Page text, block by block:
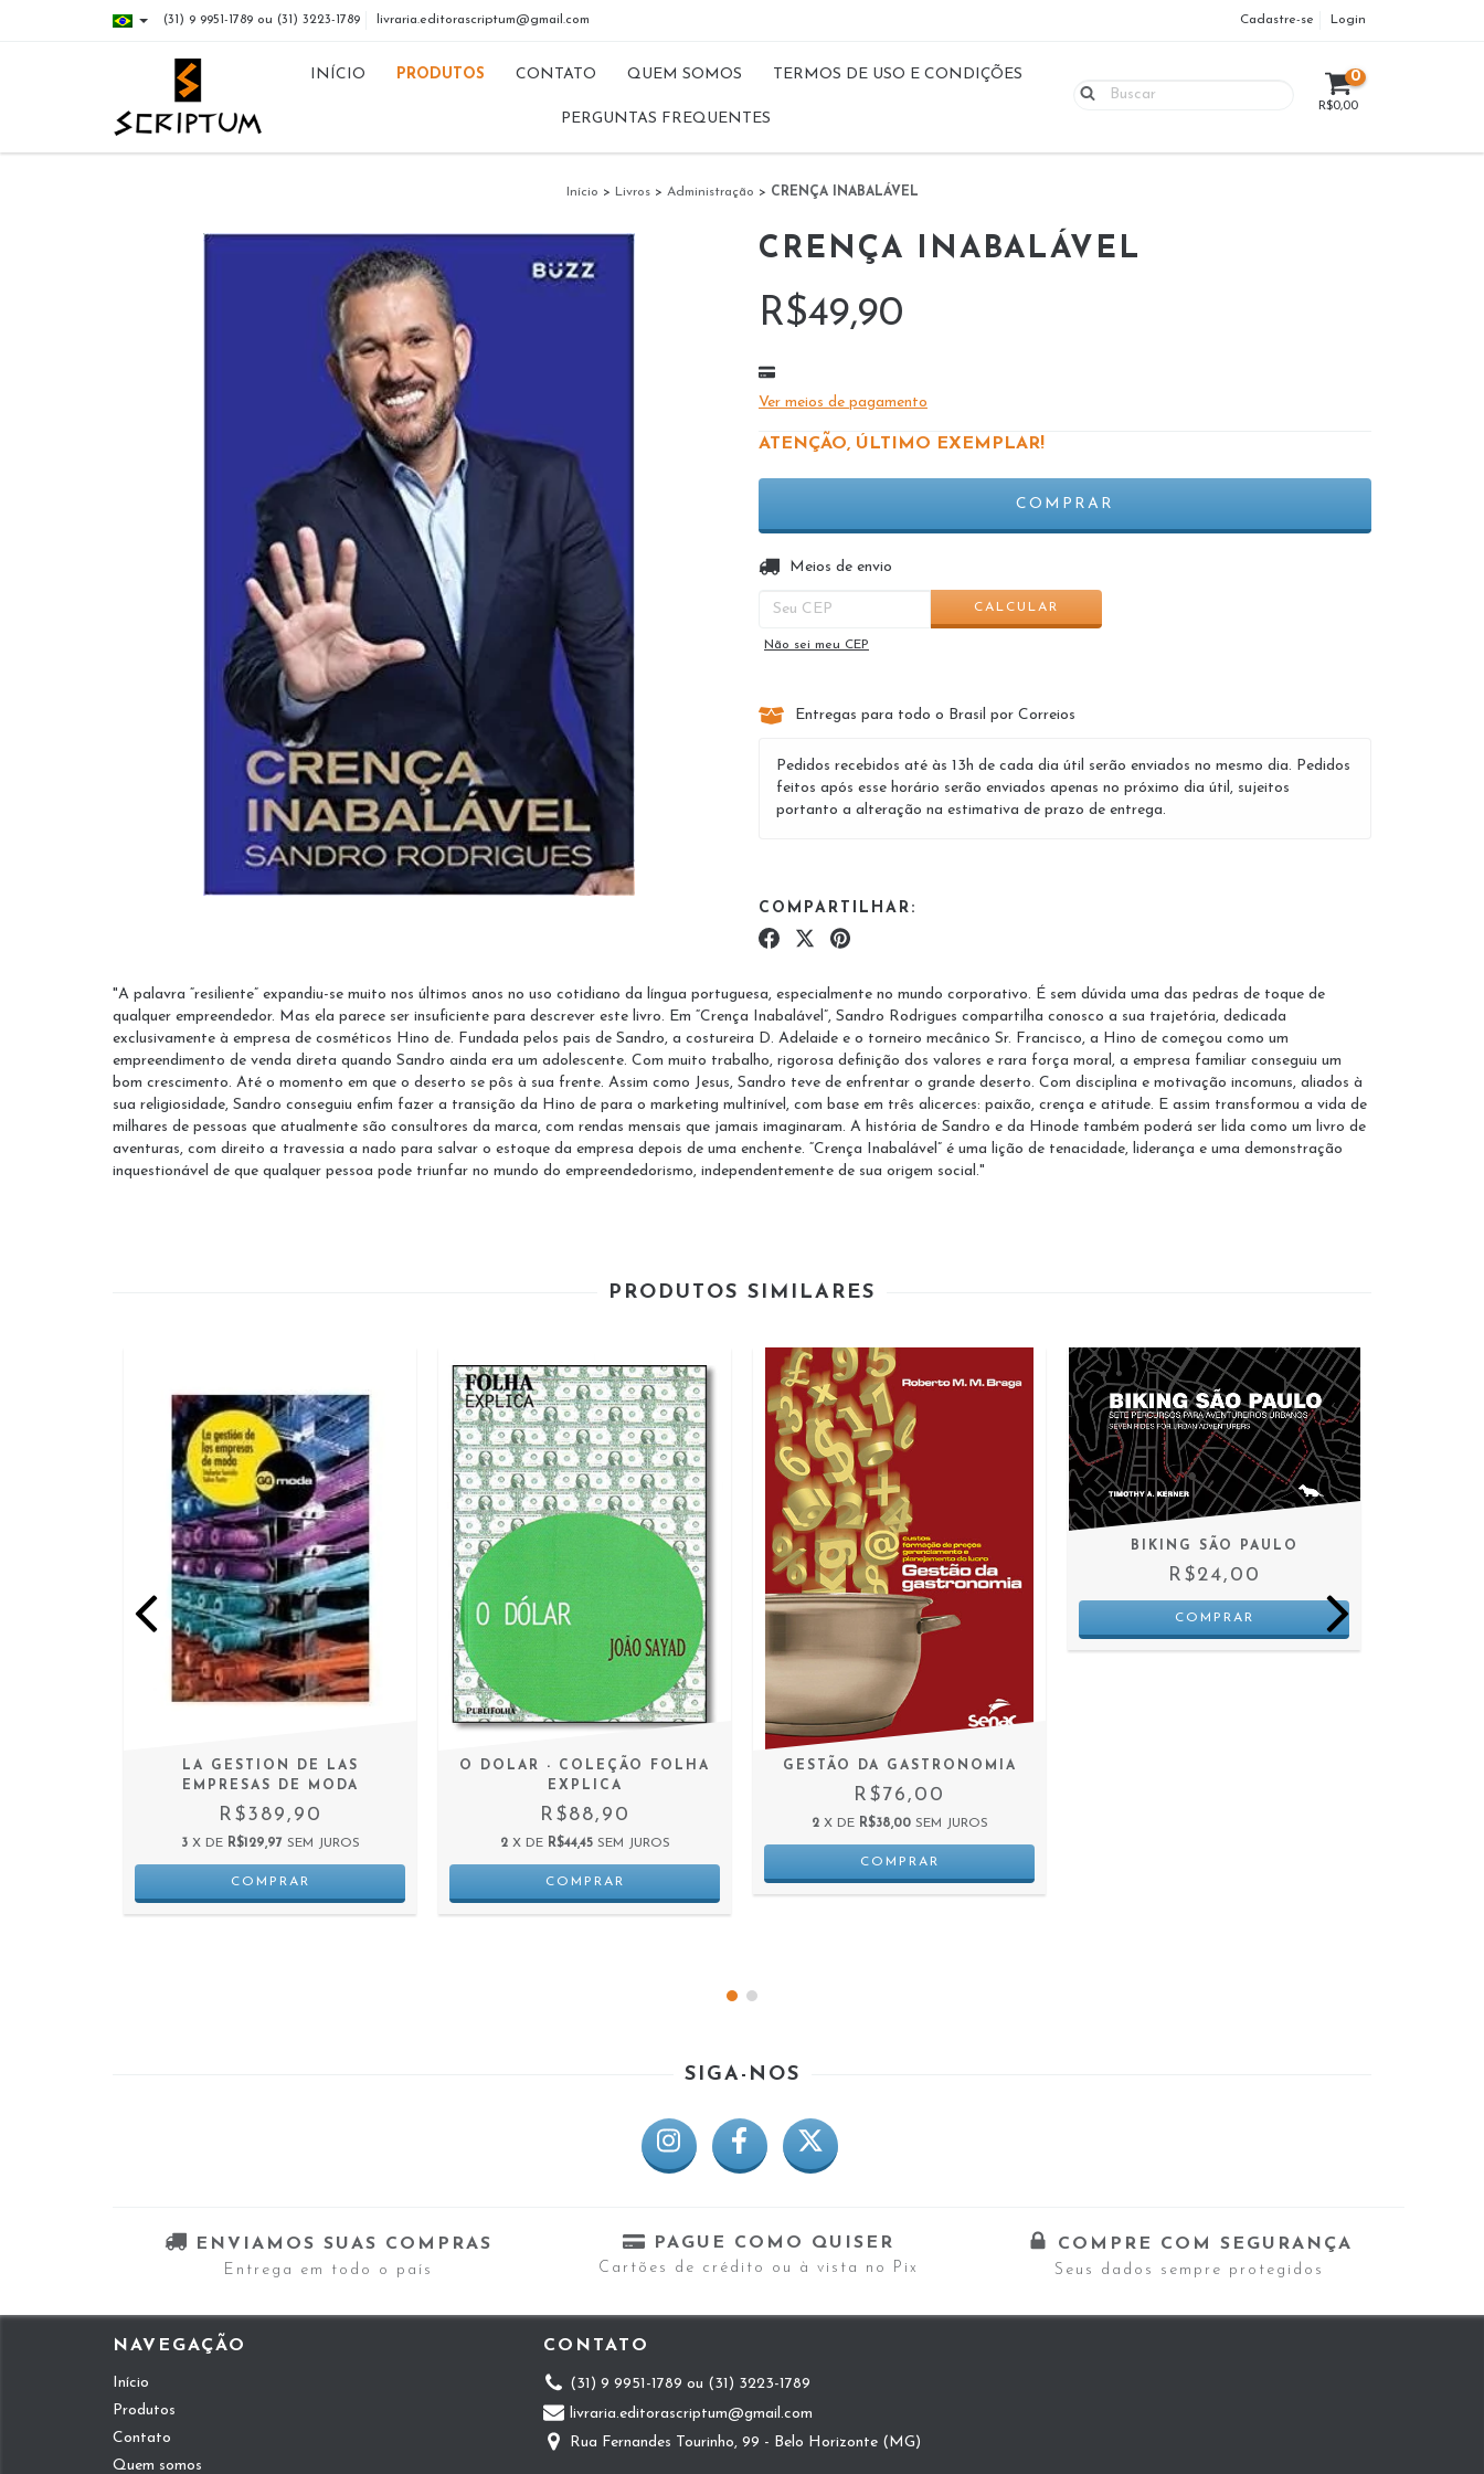
(31) 9 9951-1789 ou (31) 3223-1789 livraria.editorascriptum@gmail.com Cadastre-se Login
INÍCIO PRODUTOS CONTATO QUEM SOMOS TERMOS DE USO E CONDIÇÕES
PERGUNTAS FREQUENTES
0
R$0,00
Início > Livros > Administração > CRENÇA INABALÁVEL
CRENÇA INABALÁVEL
R$49,90
Ver meios de pagamento
ATENÇÃO, ÚLTIMO EXEMPLAR!
Entregas para o CEP:
Meios de envio
CALCULAR
Não sei meu CEP
Entregas para todo o Brasil por Correios
Pedidos recebidos até às 13h de cada dia útil serão enviados no mesmo dia. Pedidos
feitos após esse horário serão enviados apenas no próximo dia útil, sujeitos
portanto a alteração na estimativa de prazo de entrega.
COMPARTILHAR:
"A palavra “resiliente” expandiu-se muito nos últimos anos no uso cotidiano da língua portuguesa, especialmente no mundo corporativo. É sem dúvida uma das pedras de toque de
qualquer empreendedor. Mas ela parece ser insuficiente para descrever este livro. Em “Crença Inabalável”, Sandro Rodrigues compartilha conosco a sua trajetória, dedicada
exclusivamente à empresa de cosméticos Hino de. Fundada pelos pais de Sandro, a costureira D. Adelaide e o torneiro mecânico Sr. Francisco, a Hino de começou como um
empreendimento de venda direta quando Sandro ainda era um adolescente. Com muito trabalho, rigorosa definição dos valores e rara força moral, a empresa familiar conseguiu um
bom crescimento. Até o momento em que o deserto se pôs à sua frente. Assim como Jesus, Sandro teve de enfrentar o grande deserto. Com disciplina e motivação incomuns, aliados à
sua religiosidade, Sandro conseguiu enfim fazer a transição da Hino de para o marketing multinível, com base em três alicerces: paixão, crença e atitude. E assim transformou a vida de
milhares de pessoas que atualmente são consultores da marca, com rendas mensais que jamais imaginaram. A história de Sandro e da Hinode também poderá ser lida como um livro de
aventuras, com direito a travessia a nado para salvar o estoque da empresa depois de uma enchente. “Crença Inabalável” é uma lição de tenacidade, liderança e uma demonstração
inquestionável de que qualquer pessoa pode triunfar no mundo do empreendedorismo, independentemente de sua origem social."
PRODUTOS SIMILARES
LA GESTION DE LAS
EMPRESAS DE MODA
R$389,90
3 X DE R$129,97 SEM JUROS
O DOLAR - COLEÇÃO FOLHA
EXPLICA
R$88,90
2 X DE R$44,45 SEM JUROS
GESTÃO DA GASTRONOMIA
R$76,00
2 X DE R$38,00 SEM JUROS
BIKING SÃO PAULO
R$24,00
SIGA-NOS
ENVIAMOS SUAS COMPRAS
Entrega em todo o país
PAGUE COMO QUISER
Cartões de crédito ou à vista no Pix
COMPRE COM SEGURANÇA
Seus dados sempre protegidos
NAVEGAÇÃO
Início
Produtos
Contato
Quem somos
CONTATO
(31) 9 9951-1789 ou (31) 3223-1789
livraria.editorascriptum@gmail.com
Rua Fernandes Tourinho, 99 - Belo Horizonte (MG)